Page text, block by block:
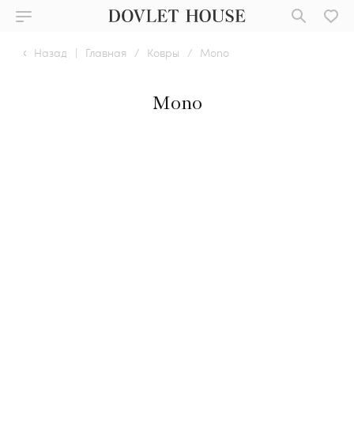
Назад | Главная / Ковры / Mono
Mono